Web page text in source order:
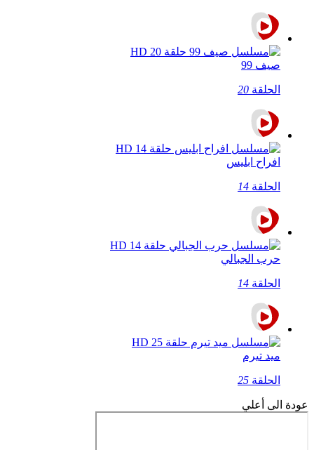
صيف 99
الحلقة 20
افراح ابليس
الحلقة 14
حرب الجبالي
الحلقة 14
ميد تيرم
الحلقة 25
عودة الى أعلي